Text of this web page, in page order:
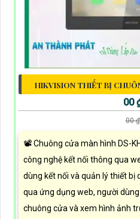
HIKVISION THIẾT BỊ
00
00 ₫
📽 Chuông cửa màn hình DS-
công nghệ kết nối thông qua
dùng kết nối và quản lý thiết
qua ứng dụng web, người
chuông cửa và xem hình ảnh